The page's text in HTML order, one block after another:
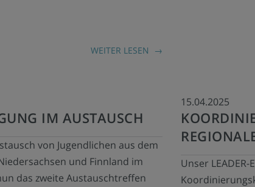
WEITER LESEN
IM AUSTAUSCH
von Jugendlichen aus dem
und Finnland im
das zweite Austauschtreffen
15.04.2025
Unser